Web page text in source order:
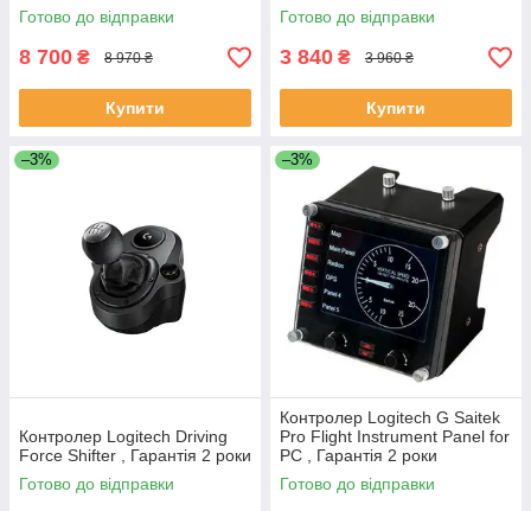
Готово до відправки
8 700 ₴ 8 970 ₴
Купити
Готово до відправки
3 840 ₴ 3 960 ₴
Купити
–3%
Контролер Logitech Driving
Force Shifter , Гарантія 2 роки
Готово до відправки
–3%
Контролер Logitech G Saitek
Pro Flight Instrument Panel for
PC , Гарантія 2 роки
Готово до відправки